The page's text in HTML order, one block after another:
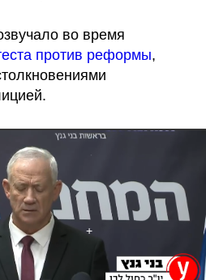
против реформы,